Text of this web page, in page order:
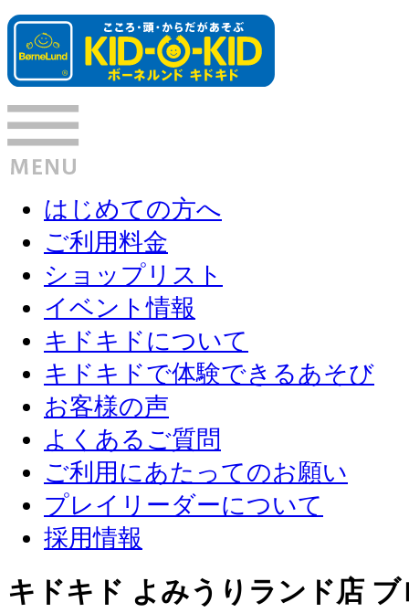
はじめての方へ
ご利用料金
ショップリスト
イベント情報
キドキドについて
キドキドで体験できるあそび
お客様の声
よくあるご質問
ご利用にあたってのお願い
プレイリーダーについて
採用情報
キドキド よみうりランド店